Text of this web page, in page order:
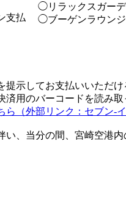
◯リラックスガーデ
◯ブーゲンラウン
支払
示してお支払いいただけ
用のバーコードを読み
ら（外部リンク：セブン-
、当分の間、宮崎空港